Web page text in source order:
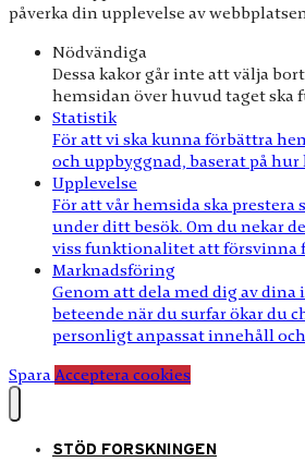
påverka din upplevelse av
Nödvändiga
Dessa kakor går inte att välja
hemsidan över huvud taget ska
Statistik
För att vi ska kunna förbättra
och uppbyggnad, baserat på
Upplevelse
För att vår hemsida ska prestera
under ditt besök. Om du nekar
viss funktionalitet att försvinna
Marknadsföring
Genom att dela med dig av
beteende när du surfar ökar du
personligt anpassat innehåll
Spara Acceptera cookies
STÖD FORSKNINGEN